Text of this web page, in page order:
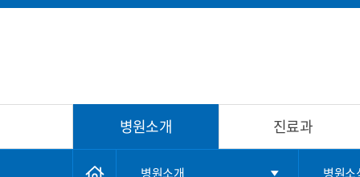
병원소개 진료과
병원소개 병원소